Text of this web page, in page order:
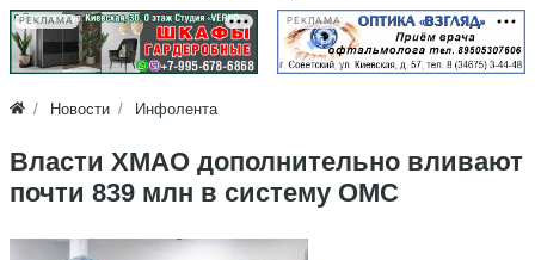
РЕКЛАМА РЕКЛАМА
Новости Инфолента
Власти ХМАО дополнительно вливают
почти 839 млн в систему ОМС